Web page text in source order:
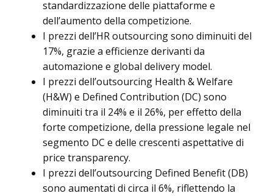
standardizzazione delle piattaforme e
dell’aumento della competizione.
I prezzi dell’HR outsourcing sono diminuiti del
17%, grazie a efficienze derivanti da
automazione e global delivery model.
I prezzi dell’outsourcing Health & Welfare
(H&W) e Defined Contribution (DC) sono
diminuiti tra il 24% e il 26%, per effetto della
forte competizione, della pressione legale nel
segmento DC e delle crescenti aspettative di
price transparency.
I prezzi dell’outsourcing Defined Benefit (DB)
sono aumentati di circa il 6%, riflettendo la